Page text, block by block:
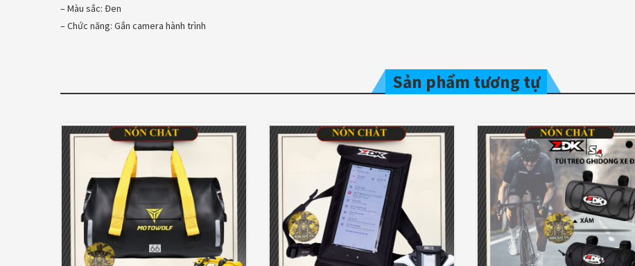
– Màu sắc: Đen
– Chức năng: Gắn camera hành trình
Sản phẩm tương tự